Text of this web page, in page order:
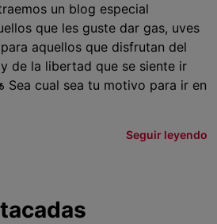
un blog especial
que les guste dar gas, uves
aquellos que disfrutan del
de la libertad que se siente ir
cual sea tu motivo para ir en
Seguir leyendo